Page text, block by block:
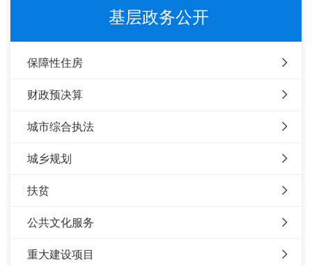
基层政务公开
保障性住房
财政预决算
城市综合执法
城乡规划
扶贫
公共文化服务
重大建设项目